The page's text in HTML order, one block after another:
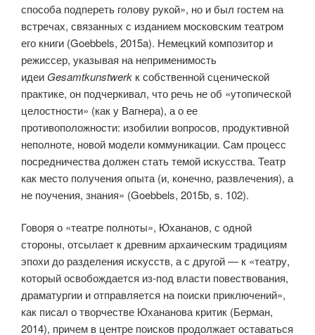
способа подпереть голову рукой», но и был гостем на
встречах, связанных с изданием московским театром
его книги (Goebbels, 2015a). Немецкий композитор и
режиссер, указывая на неприменимость
идеи Gesamtkunstwerk к собственной сценической
практике, он подчеркивал, что речь не об «утопической
целостности» (как у Вагнера), а о ее
противоположности: изобилии вопросов, продуктивной
неполноте, новой модели коммуникации. Сам процесс
посредничества должен стать темой искусства. Театр
как место получения опыта (и, конечно, развлечения), а
не поучения, знания» (Goebbels, 2015b, s. 102).
Говоря о «театре полноты», Юхананов, с одной
стороны, отсылает к древним архаическим традициям
эпохи до разделения искусств, а с другой — к «театру,
который освобождается из-под власти повествования,
драматургии и отправляется на поиски приключений»,
как писал о творчестве Юхананова критик (Берман,
2014), причем в центре поисков продолжает оставаться